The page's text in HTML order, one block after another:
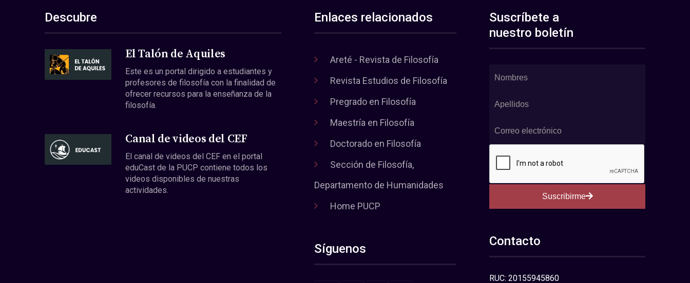
Descubre
El Talón de Aquiles
Este es un portal dirigido a estudiantes y
profesores de filosofía con la finalidad de
ofrecer recursos para la enseñanza de la
filosofía.
Canal de videos del CEF
El canal de videos del CEF en el portal
eduCast de la PUCP contiene todos los
videos disponibles de nuestras
actividades.
Enlaces relacionados
Areté - Revista de Filosofía
Revista Estudios de Filosofía
Pregrado en Filosofía
Maestría en Filosofía
Doctorado en Filosofía
Sección de Filosofía,
Departamento de Humanidades
Home PUCP
Síguenos
Suscríbete a
nuestro boletín
Suscribirme
Contacto
RUC: 20155945860